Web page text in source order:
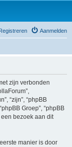
Aanmelden
zijn verbonden
“zijn”, “phpBB
Groep”, “phpBB
bezoek aan dit
manier is door